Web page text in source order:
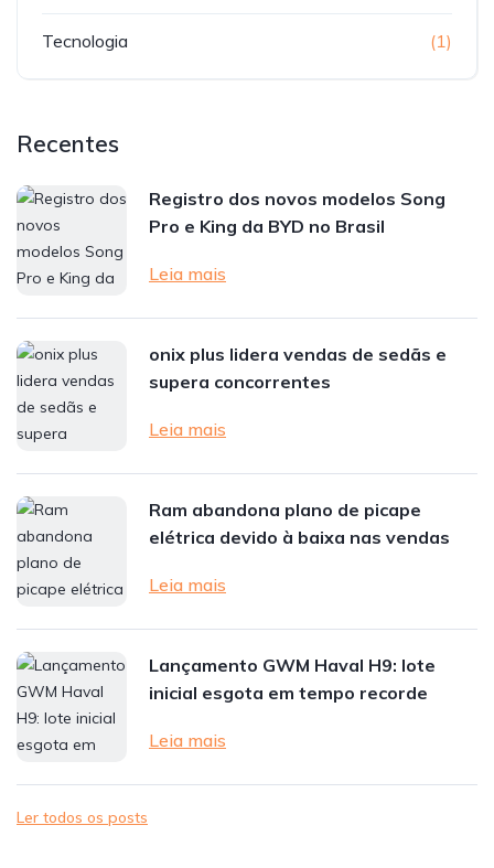
Tecnologia (1)
Recentes
Registro dos novos modelos Song
Pro e King da BYD no Brasil
Leia mais
onix plus lidera vendas de sedãs e
supera concorrentes
Leia mais
Ram abandona plano de picape
elétrica devido à baixa nas vendas
Leia mais
Lançamento GWM Haval H9: lote
inicial esgota em tempo recorde
Leia mais
Ler todos os posts